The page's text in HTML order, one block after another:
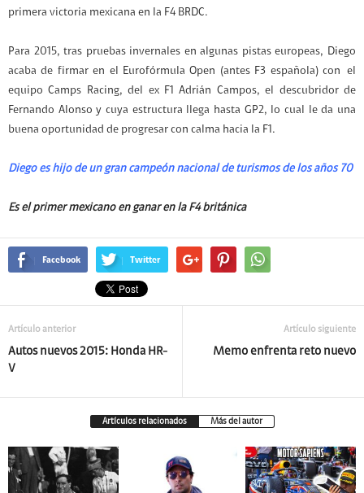
primera victoria mexicana en la F4 BRDC.
Para 2015, tras pruebas invernales en algunas pistas europeas, Diego
acaba de firmar en el Eurofórmula Open (antes F3 española) con el
equipo Camps Racing, del ex F1 Adrián Campos, el descubridor de
Fernando Alonso y cuya estructura llega hasta GP2, lo cual le da una
buena oportunidad de progresar con calma hacia la F1.
Diego es hijo de un gran campeón nacional de turismos de los años 70
Es el primer mexicano en ganar en la F4 británica
Facebook Twitter
Artículo anterior
Autos nuevos 2015: Honda HR-
V
Artículo siguiente
Memo enfrenta reto nuevo
Artículos relacionados Más del autor